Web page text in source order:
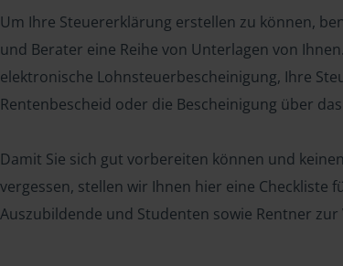
Um Ihre Steuererklärung erstellen zu können,
und Berater eine Reihe von Unterlagen von
elektronische Lohnsteuerbescheinigung, Ihre
Rentenbescheid oder die Bescheinigung über
Damit Sie sich gut vorbereiten können und
vergessen, stellen wir Ihnen hier eine Checkliste
Auszubildende und Studenten sowie Rentner zur